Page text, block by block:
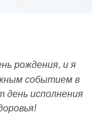
рождения, и я
событием в
исполнения